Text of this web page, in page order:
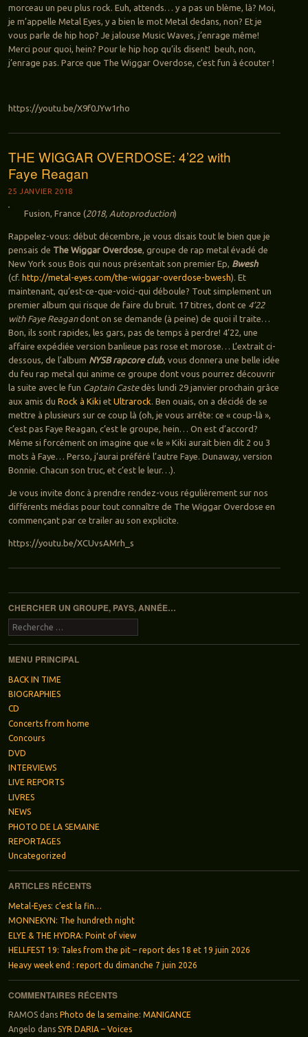
morceau un peu plus rock. Euh, attends… y a pas un blème, là? Moi,
je m’appelle Metal Eyes, y a bien le mot Metal dedans, non? Et je
vous parle de hip hop? Je jalouse Music Waves, j’enrage même!
Merci pour quoi, hein? Pour le hip hop qu’ils disent! beuh, non,
j’enrage pas. Parce que The Wiggar Overdose, c’est fun à écouter !
https://youtu.be/X9f0JYw1rho
THE WIGGAR OVERDOSE: 4’22 with
Faye Reagan
25 JANVIER 2018
Fusion, France (2018, Autoproduction)
Rappelez-vous: début décembre, je vous disais tout le bien que je
pensais de The Wiggar Overdose, groupe de rap metal évadé de
New York sous Bois qui nous présentait son premier Ep, Bwesh
(cf. http://metal-eyes.com/the-wiggar-overdose-bwesh). Et
maintenant, qu’est-ce-que-voici-qui déboule? Tout simplement un
premier album qui risque de faire du bruit. 17 titres, dont ce 4’22
with Faye Reagandont on se demande (à peine) de quoi il traite…
Bon, ils sont rapides, les gars, pas de temps à perdre! 4’22, une
affaire expédiée version banlieue pas rose et morose… L’extrait ci-
dessous, de l’album NYSB rapcore club, vous donnera une belle idée
du feu rap metal qui anime ce groupe dont vous pourrez découvrir
la suite avec le fun Captain Castedès lundi 29 janvier prochain grâce
aux amis du Rock à Kiki et Ultrarock. Ben ouais, on a décidé de se
mettre à plusieurs sur ce coup là (oh, je vous arrête: ce « coup-là »,
c’est pas Faye Reagan, c’est le groupe, hein… On est d’accord?
Même si forcément on imagine que « le » Kiki aurait bien dit 2 ou 3
mots à Faye… Perso, j’aurai préféré l’autre Faye. Dunaway, version
Bonnie. Chacun son truc, et c’est le leur…).
Je vous invite donc à prendre rendez-vous régulièrement sur nos
différents médias pour tout connaître de The Wiggar Overdose en
commençant par ce trailer au son explicite.
https://youtu.be/XCUvsAMrh_s
Navigation des articles
CHERCHER UN GROUPE, PAYS, ANNÉE…
Recherche
MENU PRINCIPAL
BACK IN TIME
BIOGRAPHIES
CD
Concerts from home
Concours
DVD
INTERVIEWS
LIVE REPORTS
LIVRES
NEWS
PHOTO DE LA SEMAINE
REPORTAGES
Uncategorized
ARTICLES RÉCENTS
Metal-Eyes: c’est la fin…
MONNEKYN: The hundreth night
ELYE & THE HYDRA: Point of view
HELLFEST 19: Tales from the pit – report des 18 et 19 juin 2026
Heavy week end : report du dimanche 7 juin 2026
COMMENTAIRES RÉCENTS
RAMOSdans Photo de la semaine: MANIGANCE
Angelo dans SYR DARIA – Voices